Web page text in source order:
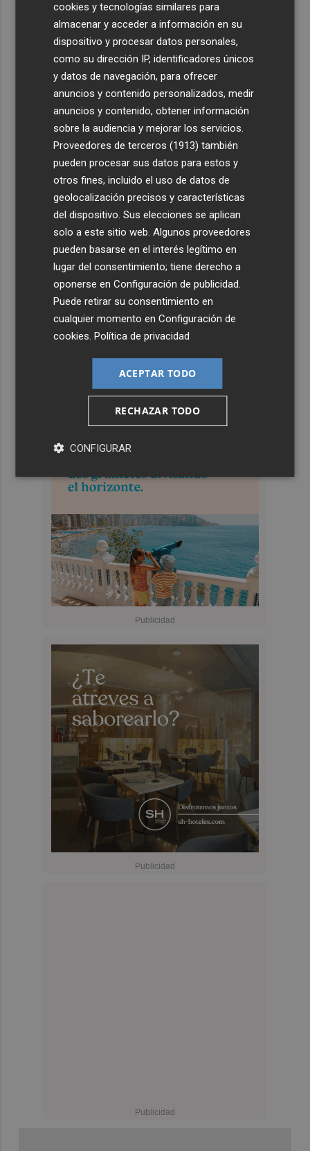
cookies y tecnologías similares para
almacenar y acceder a información en su
dispositivo y procesar datos personales,
como su dirección IP, identificadores únicos
y datos de navegación, para ofrecer
anuncios y contenido personalizados, medir
anuncios y contenido, obtener información
sobre la audiencia y mejorar los servicios.
Proveedores de terceros (1913) también
pueden procesar sus datos para estos y
otros fines, incluido el uso de datos de
geolocalización precisos y características
del dispositivo. Sus elecciones se aplican
solo a este sitio web. Algunos proveedores
pueden basarse en el interés legítimo en
lugar del consentimiento; tiene derecho a
oponerse enConfiguración de publicidad
Puede retirar su consentimiento en
cualquier momento enConfiguración de
cookies .Política de privacidad
ACEPTAR TODO
RECHAZAR TODO
CONFIGURAR